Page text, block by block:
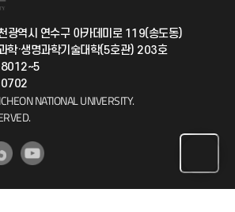
광역시 연수구 아카데미로 119(송도동)
학·생명과학기술대학(5호관) 203호
NATIONAL UNIVERSITY.